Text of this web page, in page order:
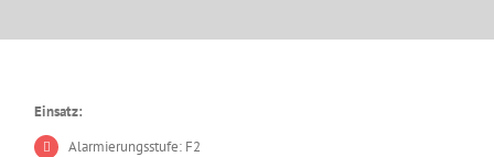
Einsatz:
Alarmierungsstufe: F2